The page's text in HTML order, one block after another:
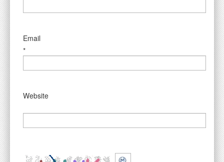
Email
*
Website